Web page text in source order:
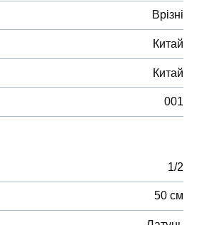
Врізні
Китай
Китай
001
1/2
50 см